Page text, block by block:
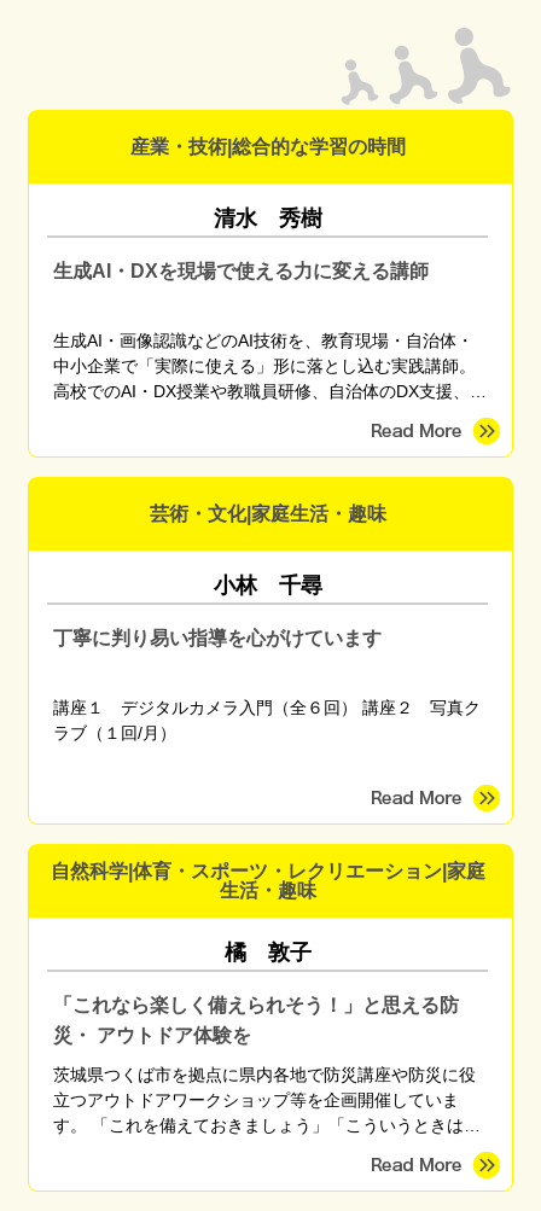
産業・技術|総合的な学習の時間
清水 秀樹
生成AI・DXを現場で使える力に変える講師
生成AI・画像認識などのAI技術を、教育現場・自治体・
中小企業で「実際に使える」形に落とし込む実践講師。
高校でのAI・DX授業や教職員研修、自治体のDX支援、産
学官連携プロジェクトに従事。東京海洋大学 産学官連携
芸術・文化|家庭生活・趣味
小林 千尋
丁寧に判り易い指導を心がけています
講座１ デジタルカメラ入門（全６回） 講座２ 写真ク
ラブ（１回/月）
自然科学|体育・スポーツ・レクリエーション|家庭
生活・趣味
橘 敦子
「これなら楽しく備えられそう！」と思える防
災・ アウトドア体験を
茨城県つくば市を拠点に県内各地で防災講座や防災に役
立つアウトドアワークショップ等を企画開催していま
す。 「これを備えておきましょう」「こういうときはこ
く、「自分に最適な備えや行動」を自分で考えられるよ